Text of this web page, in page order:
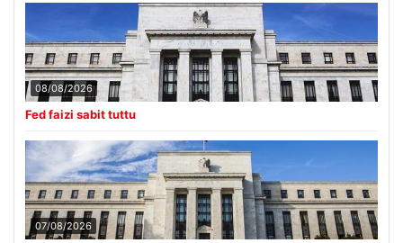
08/08/2026
Fed faizi sabit tuttu
07/08/2026